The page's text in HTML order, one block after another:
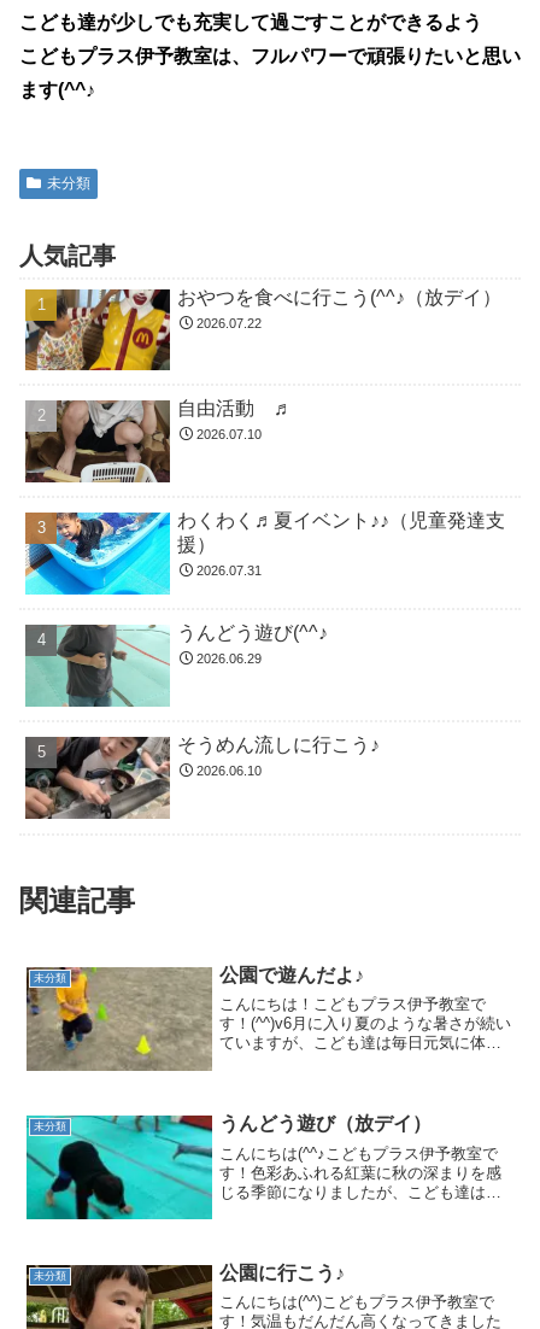
こども達が少しでも充実して過ごすことができるよう
こどもプラス伊予教室は、フルパワーで頑張りたいと思い
ます(^^♪
未分類
人気記事
おやつを食べに行こう(^^♪（放デイ）
2026.07.22
自由活動 ♬
2026.07.10
わくわく♬夏イベント♪♪（児童発達支
援）
2026.07.31
うんどう遊び(^^♪
2026.06.29
そうめん流しに行こう♪
2026.06.10
関連記事
未分類 公園で遊んだよ♪
こんにちは！こどもプラス伊予教室で
す！(^^)v6月に入り夏のような暑さが続い
ていますが、こども達は毎日元気に体を
す！(^o^)...
未分類 うんどう遊び（放デイ）
こんにちは(^^♪こどもプラス伊予教室で
す！色彩あふれる紅葉に秋の深まりを感
じる季節になりましたが、こども達は元
ニッ！ イ...
未分類 公園に行こう♪
こんにちは(^^)こどもプラス伊予教室で
す！気温もだんだん高くなってきました